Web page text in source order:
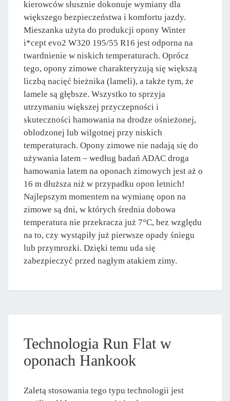
kierowców słusznie dokonuje wymiany dla
większego bezpieczeństwa i komfortu jazdy.
Mieszanka użyta do produkcji opony Winter
i*cept evo2 W320 195/55 R16 jest odporna na
twardnienie w niskich temperaturach. Oprócz
tego, opony zimowe charakteryzują się większą
liczbą nacięć bieżnika (lameli), a także tym, że
lamele są głębsze. Wszystko to sprzyja
utrzymaniu większej przyczepności i
skuteczności hamowania na drodze ośnieżonej,
oblodzonej lub wilgotnej przy niskich
temperaturach. Opony zimowe nie nadają się do
używania latem – według badań ADAC droga
hamowania latem na oponach zimowych jest aż o
16 m dłuższa niż w przypadku opon letnich!
Najlepszym momentem na wymianę opon na
zimowe są dni, w których średnia dobowa
temperatura nie przekracza już 7°C, bez względu
na to, czy wystąpiły już pierwsze opady śniegu
lub przymrozki. Dzięki temu uda się
zabezpieczyć przed nagłym atakiem zimy.
Technologia Run Flat w
oponach Hankook
Zaletą stosowania tego typu technologii jest